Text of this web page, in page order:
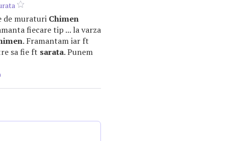
de muraturi Chimen
fiecare tip ... la varza
. Framantam iar ft
sa fie ft sarata. Punem